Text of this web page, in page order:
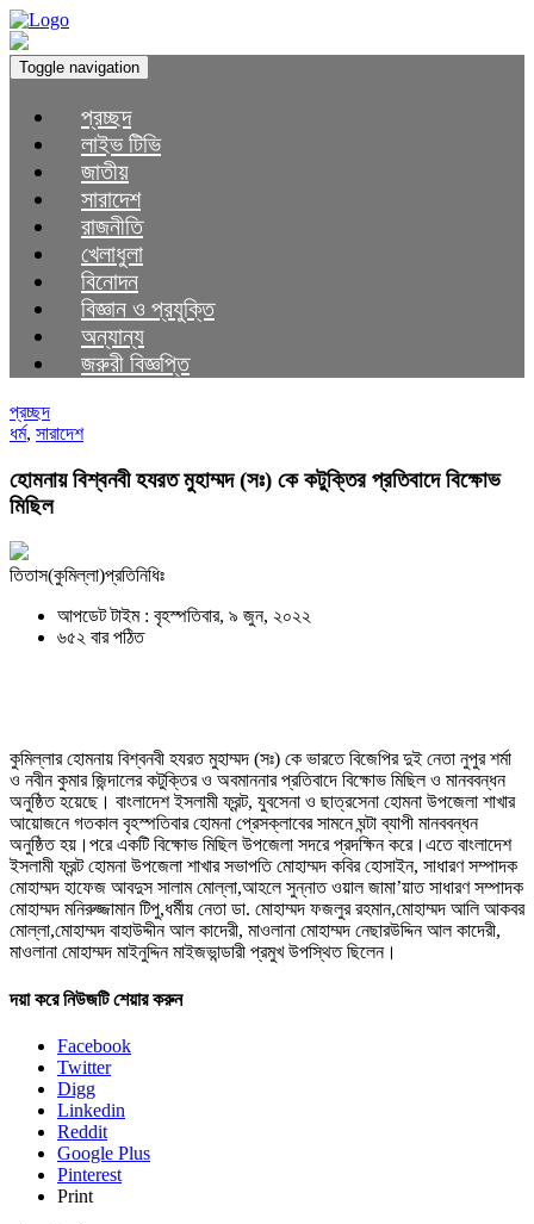
Toggle navigation
প্রচ্ছদ
লাইভ টিভি
জাতীয়
সারাদেশ
রাজনীতি
খেলাধুলা
বিনোদন
বিজ্ঞান ও প্রযুক্তি
অন্যান্য
জরুরী বিজ্ঞপ্তি
প্রচ্ছদ
ধর্ম, সারাদেশ
হোমনায় বিশ্বনবী হযরত মুহাম্মদ (সঃ) কে কটুক্তির প্রতিবাদে বিক্ষোভ
মিছিল
তিতাস(কুমিল্লা)প্রতিনিধিঃ
আপডেট টাইম : বৃহস্পতিবার, ৯ জুন, ২০২২
৬৫২ বার পঠিত
কুমিল্লার হোমনায় বিশ্বনবী হযরত মুহাম্মদ (সঃ) কে ভারতে বিজেপির দুই নেতা নুপুর শর্মা
ও নবীন কুমার জিন্দালের কটুক্তির ও অবমাননার প্রতিবাদে বিক্ষোভ মিছিল ও মানববন্ধন
অনুষ্ঠিত হয়েছে। বাংলাদেশ ইসলামী ফ্রন্ট, যুবসেনা ও ছাত্রসেনা হোমনা উপজেলা শাখার
আয়োজনে গতকাল বৃহস্পতিবার হোমনা প্রেসক্লাবের সামনে ঘন্টা ব্যাপী মানববন্ধন
অনুষ্ঠিত হয়।পরে একটি বিক্ষোভ মিছিল উপজেলা সদরে প্রদক্ষিন করে।এতে বাংলাদেশ
ইসলামী ফ্রন্ট হোমনা উপজেলা শাখার সভাপতি মোহাম্মদ কবির হোসাইন, সাধারণ সম্পাদক
মোহাম্মদ হাফেজ আবদুস সালাম মোল্লা,আহলে সুন্নাত ওয়াল জামা’য়াত সাধারণ সম্পাদক
মোহাম্মদ মনিরুজ্জামান টিপু,ধর্মীয় নেতা ডা. মোহাম্মদ ফজলুর রহমান,মোহাম্মদ আলি আকবর
মোল্লা,মোহাম্মদ বাহাউদ্দীন আল কাদেরী, মাওলানা মোহাম্মদ নেছারউদ্দিন আল কাদেরী,
মাওলানা মোহাম্মদ মাইনুদ্দিন মাইজভান্ডারী প্রমুখ উপস্থিত ছিলেন।
দয়া করে নিউজটি শেয়ার করুন
Facebook
Twitter
Digg
Linkedin
Reddit
Google Plus
Pinterest
Print